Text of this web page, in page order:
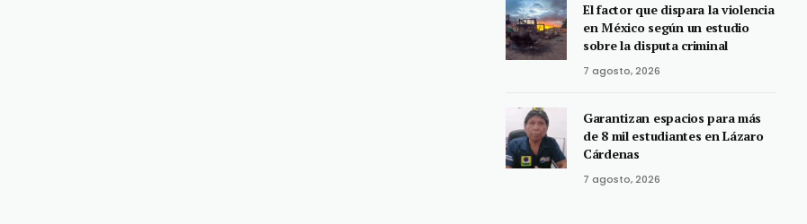
El factor que dispara la violencia
en México según un estudio
sobre la disputa criminal
7 agosto, 2026
Garantizan espacios para más
de 8 mil estudiantes en Lázaro
Cárdenas
7 agosto, 2026